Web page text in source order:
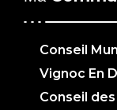
Conseil
Vignoc En
Conseil